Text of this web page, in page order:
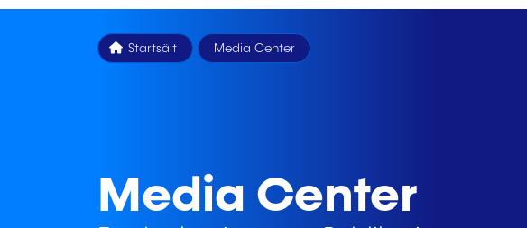
Startsäit Media Center
Media Center